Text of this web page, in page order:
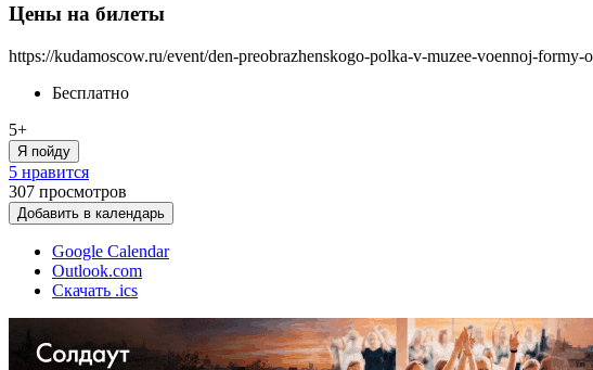
Цены на билеты
https://kudamoscow.ru/event/den-preobrazhenskogo-polka-v-muzee-voennoj-formy-
Бесплатно
5+
Я пойду
5 нравится
307 просмотров
Добавить в календарь
Google Calendar
Outlook.com
Скачать .ics